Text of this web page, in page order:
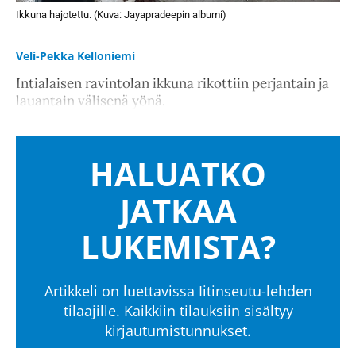
Ikkuna hajotettu. (Kuva: Jayapradeepin albumi)
Veli-Pekka Kelloniemi
Intialaisen ravintolan ikkuna rikottiin perjantain ja
lauantain välisenä yönä.
HALUATKO
JATKAA
LUKEMISTA?
Artikkeli on luettavissa Iitinseutu-lehden
tilaajille. Kaikkiin tilauksiin sisältyy
kirjautumistunnukset.